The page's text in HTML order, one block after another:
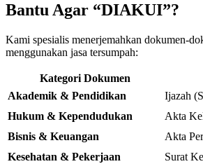
Bantu Agar “DIAKUI”?
Kami spesialis menerjemahkan dokumen-
menggunakan jasa tersumpah:
Kategori Dokumen
Akademik & Pendidikan
Ijazah
Hukum & Kependudukan
Akta
Bisnis & Keuangan
Akta
Kesehatan & Pekerjaan
Surat